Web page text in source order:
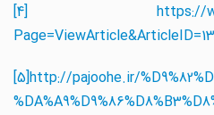
[4]
Page=ViewArticle&ArticleID=
[5]http://pajoohe.ir/%D
%DA%A9%D9%86%D8%B3%